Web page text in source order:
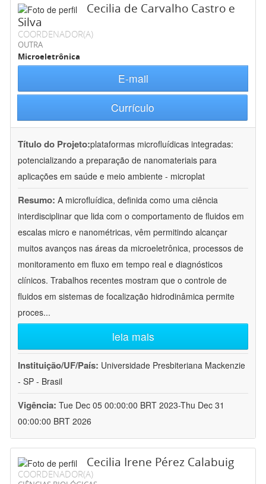
Cecilia de Carvalho Castro e
Silva
COORDENADOR(A)
OUTRA
Microeletrônica
E-mail
Currículo
Título do Projeto:plataformas microfluídicas integradas:
potencializando a preparação de nanomateriais para
aplicações em saúde e meio ambiente - microplat
Resumo: A microfluídica, definida como uma ciência
interdisciplinar que lida com o comportamento de fluidos em
escalas micro e nanométricas, vêm permitindo alcançar
muitos avanços nas áreas da microeletrônica, processos de
monitoramento em fluxo em tempo real e diagnósticos
clínicos. Trabalhos recentes mostram que o controle de
fluidos em sistemas de focalização hidrodinâmica permite
proces...
leia mais
Instituição/UF/País: Universidade Presbiteriana Mackenzie
- SP - Brasil
Vigência: Tue Dec 05 00:00:00 BRT 2023-Thu Dec 31
00:00:00 BRT 2026
Cecilia Irene Pérez Calabuig
COORDENADOR(A)